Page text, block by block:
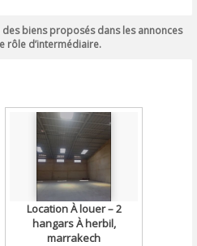
biens proposés dans les annonces
rôle d’intermédiaire.
Location À louer – 2
hangars À herbil,
marrakech